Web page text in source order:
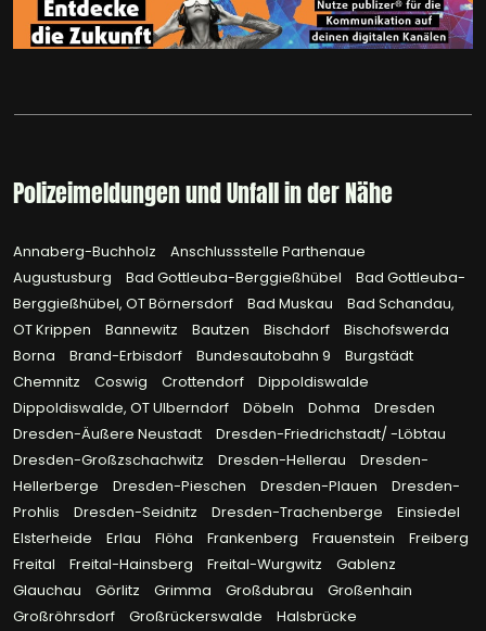
Polizeimeldungen und Unfall in der Nähe
Annaberg-Buchholz
Anschlussstelle Parthenaue
Augustusburg
Bad Gottleuba-Berggießhübel
Bad Gottleuba-
Berggießhübel, OT Börnersdorf
Bad Muskau
Bad Schandau,
OT Krippen
Bannewitz Bautzen Bischdorf
Bischofswerda
Borna
Brand-Erbisdorf Bundesautobahn 9
Burgstädt
Chemnitz
Coswig Crottendorf
Dippoldiswalde
Dippoldiswalde, OT Ulberndorf
Döbeln Dohma
Dresden
Dresden-Äußere Neustadt
Dresden-Friedrichstadt/ -Löbtau
Dresden-Großzschachwitz
Dresden-Hellerau
Dresden-
Hellerberge
Dresden-Pieschen Dresden-Plauen
Dresden-
Prohlis
Dresden-Seidnitz Dresden-Trachenberge
Einsiedel
Elsterheide
Erlau Flöha Frankenberg Frauenstein
Freiberg
Freital
Freital-Hainsberg Freital-Wurgwitz
Gablenz
Glauchau
Görlitz Grimma Großdubrau
Großenhain
Großröhrsdorf
Großrückerswalde
Halsbrücke